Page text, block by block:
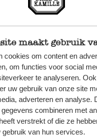
maakt gebruik
cookies om content en
om functies voor social
te analyseren.
uw gebruik van onze site
adverteren en analyse.
combineren met
verstrekt of die ze
gebruik van hun services.
vielseitiger